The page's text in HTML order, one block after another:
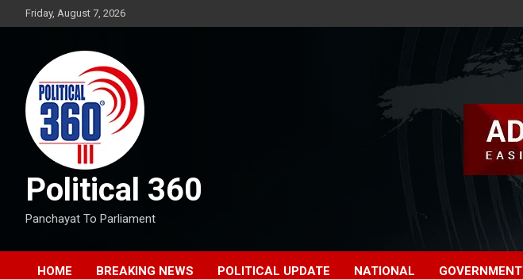
to
Friday, August 7, 2026
Political 360
Panchayat To Parliament
HOME BREAKING NEWS POLITICAL UPDATE NATIONAL GOVERNMENT